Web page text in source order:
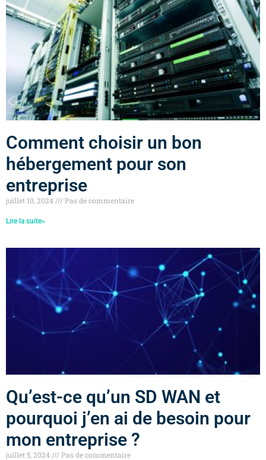
Comment choisir un bon
hébergement pour son
entreprise
juillet 10, 2024 Pas de commentaire
Lire la suite»
Qu’est-ce qu’un SD WAN et
pourquoi j’en ai de besoin pour
mon entreprise ?
juillet 5, 2024 Pas de commentaire